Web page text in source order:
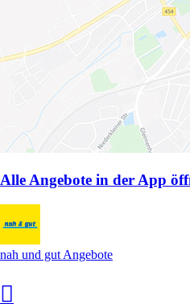
Alle Angebote in der App
nah und gut Angebote